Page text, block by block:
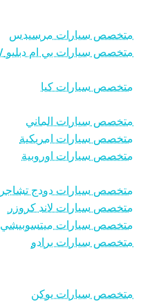
متخصص سيارات مرسيدس
متخصص سيارات بي ام دبليو BMW
متخصص سيارات كيا
متخصص سيارات الماني
متخصص سيارات امريكية
متخصص سيارات اوروبية
متخصص سيارات دودج تشاجر
متخصص سيارات لاند كروزر
متخصص سيارات ميتسوبيشي
متخصص سيارات برادو
متخصص سيارات يوكن